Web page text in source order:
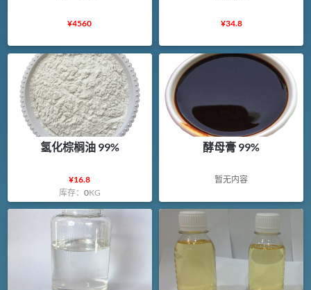
¥4560 ¥34.8
氢化棕榈油 99%
¥16.8
库存： 0KG
酵母膏 99%
暂无内容